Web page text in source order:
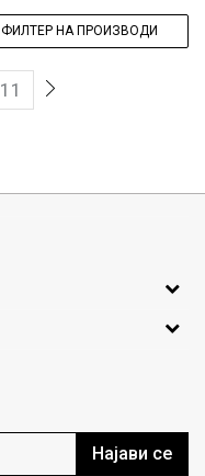
ФИЛТЕР НА ПРОИЗВОДИ
11
Најави се